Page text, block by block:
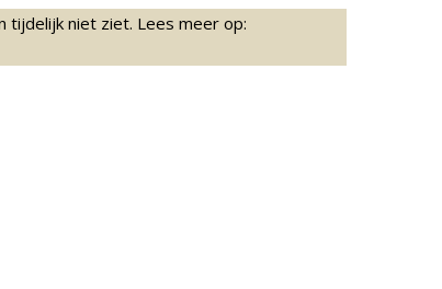
tijdelijk niet ziet. Lees meer op: